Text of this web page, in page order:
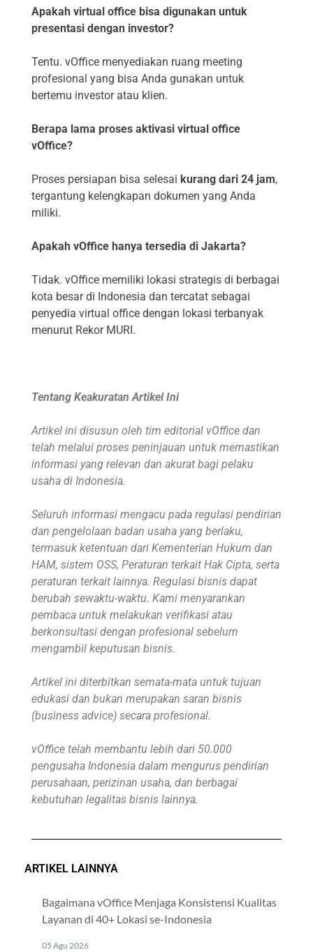
Apakah virtual office bisa digunakan untuk
presentasi dengan investor?
Tentu. vOffice menyediakan ruang meeting
profesional yang bisa Anda gunakan untuk
bertemu investor atau klien.
Berapa lama proses aktivasi virtual office
vOffice?
Proses persiapan bisa selesai kurang dari 24 jam,
tergantung kelengkapan dokumen yang Anda
miliki.
Apakah vOffice hanya tersedia di Jakarta?
Tidak. vOffice memiliki lokasi strategis di berbagai
kota besar di Indonesia dan tercatat sebagai
penyedia virtual office dengan lokasi terbanyak
menurut Rekor MURI.
Tentang Keakuratan Artikel Ini
Artikel ini disusun oleh tim editorial vOffice dan
telah melalui proses peninjauan untuk memastikan
informasi yang relevan dan akurat bagi pelaku
usaha di Indonesia.
Seluruh informasi mengacu pada regulasi pendirian
dan pengelolaan badan usaha yang berlaku,
termasuk ketentuan dari Kementerian Hukum dan
HAM, sistem OSS, Peraturan terkait Hak Cipta, serta
peraturan terkait lainnya. Regulasi bisnis dapat
berubah sewaktu-waktu. Kami menyarankan
pembaca untuk melakukan verifikasi atau
berkonsultasi dengan profesional sebelum
mengambil keputusan bisnis.
Artikel ini diterbitkan semata-mata untuk tujuan
edukasi dan bukan merupakan saran bisnis
(business advice) secara profesional.
vOffice telah membantu lebih dari 50.000
pengusaha Indonesia dalam mengurus pendirian
perusahaan, perizinan usaha, dan berbagai
kebutuhan legalitas bisnis lainnya.
ARTIKEL LAINNYA
Bagaimana vOffice Menjaga Konsistensi Kualitas
Layanan di 40+ Lokasi se-Indonesia
05 Agu 2026